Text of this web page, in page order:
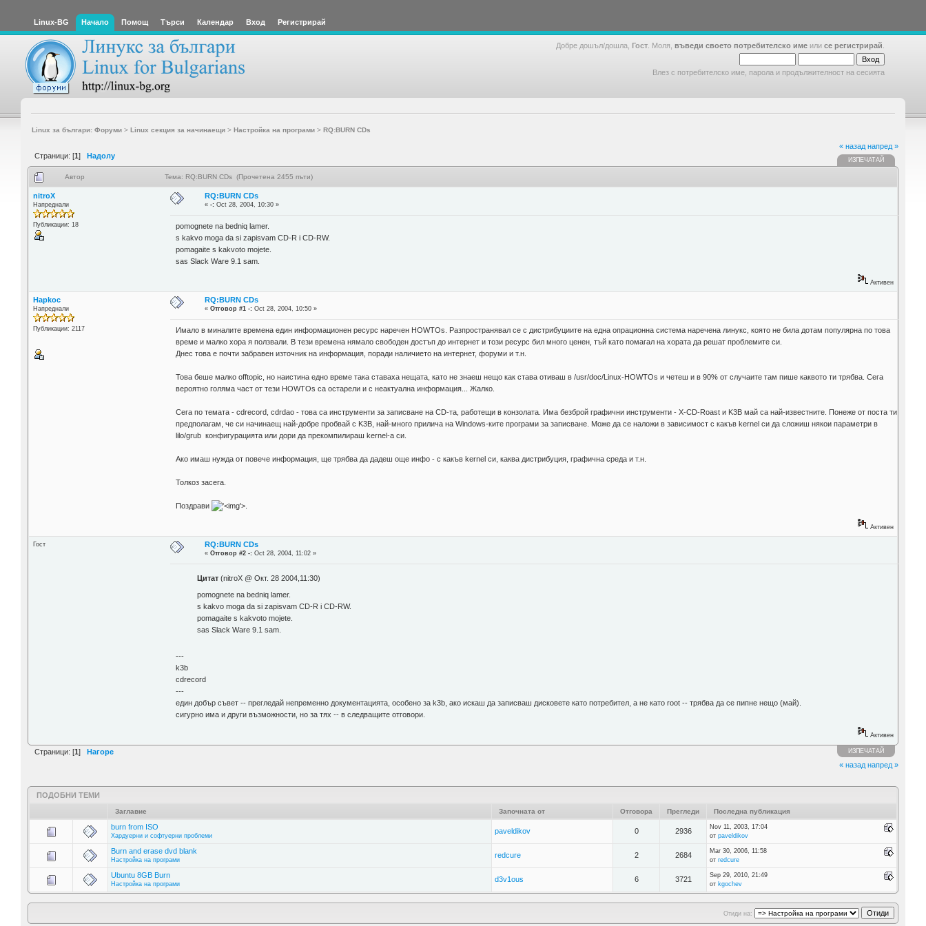
Linux-BG Начало Помощ Търси Календар Вход Регистрирай
Добре дошъл/дошла, Гост . Моля, въведи своето потребителско име или се регистрирай
Влез с потребителско име, парола и продължителност на сесията
Linux за българи: Форуми> Linux секция за начинаещи> Настройка на програми> RQ:BURN CDs
Страници: [1] Надолу
« назад напред »
ИЗПЕЧАТАЙ
Автор Тема: RQ:BURN CDs (Прочетена 2455 пъти)
nitroX
Напреднали
Публикации: 18
RQ:BURN CDs
«-: Oct 28, 2004, 10:30 »
pomognete na bedniq lamer.
s kakvo moga da si zapisvam CD-R i CD-RW.
pomagaite s kakvoto mojete.
sas Slack Ware 9.1 sam.
Активен
Hapkoc
Напреднали
Публикации: 2117
RQ:BURN CDs
«Отговор #1 -: Oct 28, 2004, 10:50 »
Имало в миналите времена един информационен ресурс наречен HOWTOs. Разпространявал се с дистрибуциите на една опрационна система наречена линукс, която не била дотам популярна по това
време и малко хора я ползвали. В тези времена нямало свободен достъп до интернет и този ресурс бил много ценен, тъй като помагал на хората да решат проблемите си.
Днес това е почти забравен източник на информация, поради наличието на интернет, форуми и т.н.
Това беше малко offtopic, но наистина едно време така ставаха нещата, като не знаеш нещо как става отиваш в /usr/doc/Linux-HOWTOs и четеш и в 90% от случаите там пише каквото ти трябва. Сега
вероятно голяма част от тези HOWTOs са остарели и с неактуална информация... Жалко.
Сега по темата - cdrecord, cdrdao - това са инструменти за записване на CD-та, работещи в конзолата. Има безброй графични инструменти - X-CD-Roast и K3B май са най-известните. Понеже от поста ти
предполагам, че си начинаещ най-добре пробвай с K3B, най-много прилича на Windows-ките програми за записване. Може да се наложи в зависимост с какъв kernel си да сложиш някои параметри в
lilo/grub конфигурацията или дори да прекомпилираш kernel-а си.
Ако имаш нужда от повече информация, ще трябва да дадеш още инфо - с какъв kernel си, каква дистрибуция, графична среда и т.н.
Толкоз засега.
Поздрави '>
Активен
Гост RQ:BURN CDs
«Отговор #2 -: Oct 28, 2004, 11:02 »
Цитат(nitroX @ Окт. 28 2004,11:30)
pomognete na bedniq lamer.
s kakvo moga da si zapisvam CD-R i CD-RW.
pomagaite s kakvoto mojete.
sas Slack Ware 9.1 sam.
---
k3b
cdrecord
---
един добър съвет -- прегледай непременно документацията, особено за k3b, ако искаш да записваш дисковете като потребител, а не като root -- трябва да се пипне нещо (май).
сигурно има и други възможности, но за тях -- в следващите отговори.
Активен
Страници: [1] Нагоре ИЗПЕЧАТАЙ
« назад напред »
ПОДОБНИ ТЕМИ
Заглавие Започната от Отговора Прегледи Последна публикация
burn from ISO
Хардуерни и софтуерни проблеми
paveldikov 0 2936
Nov 11, 2003, 17:04
от paveldikov
Burn and erase dvd blank
Настройка на програми
redcure 2 2684
Mar 30, 2006, 11:58
от redcure
Ubuntu 8GB Burn
Настройка на програми
d3v1ous 6 3721
Sep 29, 2010, 21:49
от kgochev
Отиди на: